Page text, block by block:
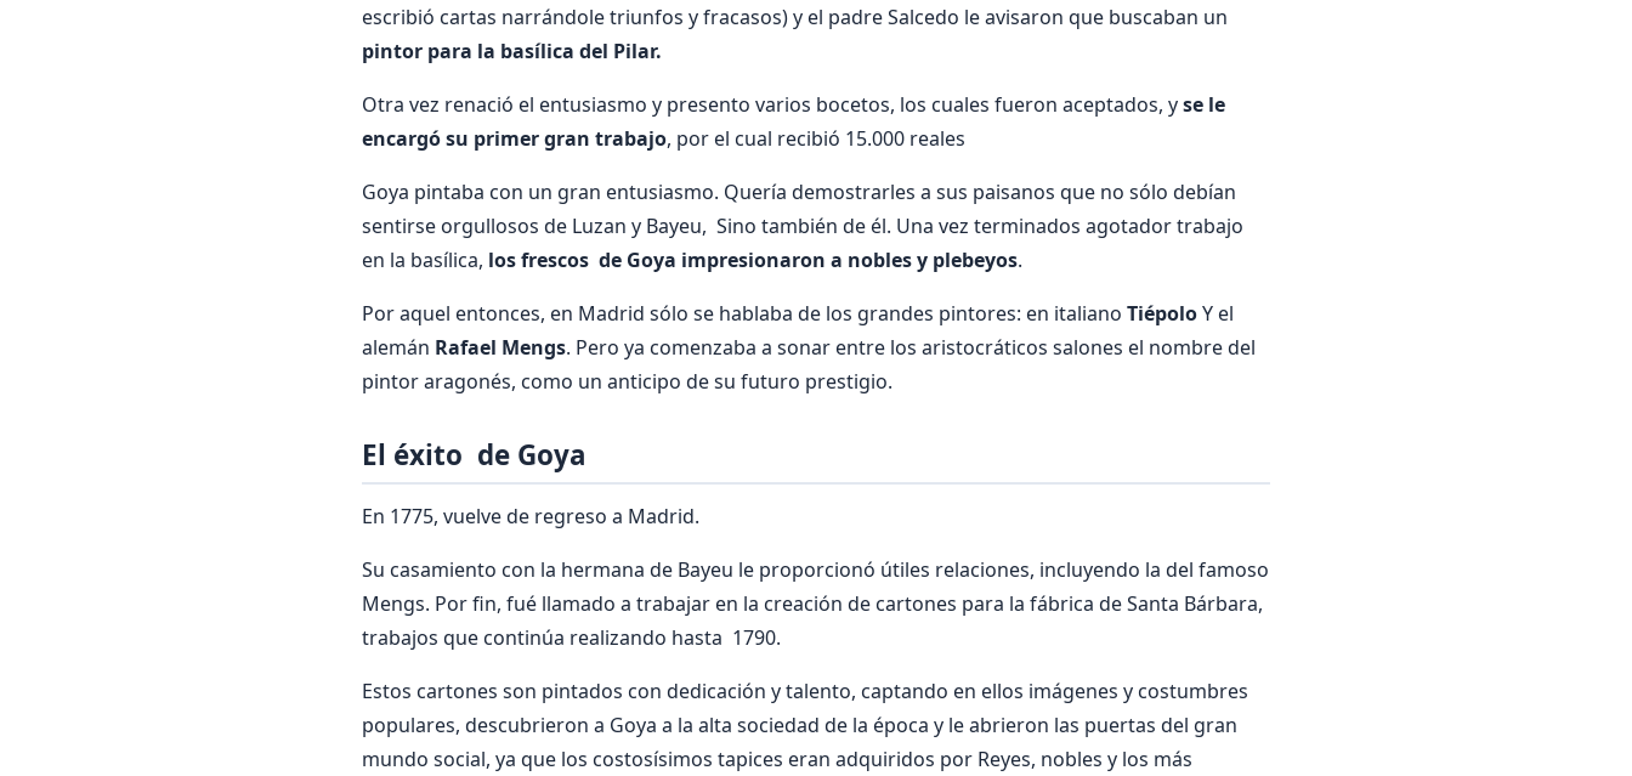
escribió cartas narrándole triunfos y fracasos) y el padre Salcedo le avisaron que buscaban un
pintor para la basílica del Pilar.
Otra vez renació el entusiasmo y presento varios bocetos, los cuales fueron aceptados, yse le
encargó su primer gran trabajo, por el cual recibió 15.000 reales
Goya pintaba con un gran entusiasmo. Quería demostrarles a sus paisanos que no sólo debían
sentirse orgullosos de Luzan y Bayeu, Sino también de él. Una vez terminados agotador trabajo
en la basílica, los frescos de Goya impresionaron a nobles y plebeyos.
Por aquel entonces, en Madrid sólo se hablaba de los grandes pintores: en italiano TiépoloY el
alemán Rafael Mengs. Pero ya comenzaba a sonar entre los aristocráticos salones el nombre del
pintor aragonés, como un anticipo de su futuro prestigio.
El éxito de Goya
En 1775, vuelve de regreso a Madrid.
Su casamiento con la hermana de Bayeu le proporcionó útiles relaciones, incluyendo la del famoso
Mengs. Por fin, fué llamado a trabajar en la creación de cartones para la fábrica de Santa Bárbara,
trabajos que continúa realizando hasta 1790.
Estos cartones son pintados con dedicación y talento, captando en ellos imágenes y costumbres
populares, descubrieron a Goya a la alta sociedad de la época y le abrieron las puertas del gran
mundo social, ya que los costosísimos tapices eran adquiridos por Reyes, nobles y los más